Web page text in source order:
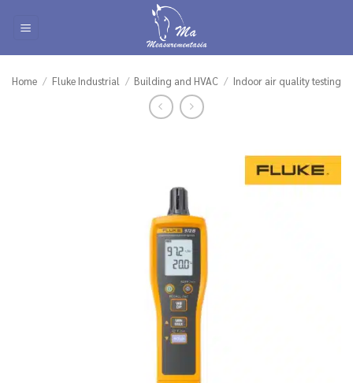
Home / Fluke Industrial / Building and HVAC / Indoor air quality testing